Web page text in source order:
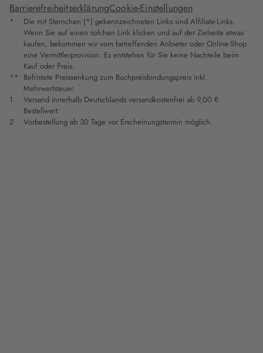
BarrierefreiheitserklärungCookie-Einstellungen
*
Die mit Sternchen (*) gekennzeichneten Links sind Affiliate-Links.
Wenn Sie auf einen solchen Link klicken und auf der Zielseite etwas
kaufen, bekommen wir vom betreffenden Anbieter oder Online-Shop
eine Vermittlerprovision. Es entstehen für Sie keine Nachteile beim
Kauf oder Preis.
** Befristete Preissenkung zum Buchpreisbindungspreis inkl.
Mehrwertsteuer.
1
Versand innerhalb Deutschlands versandkostenfrei ab 9,00 €
Bestellwert.
2
Vorbestellung ab 30 Tage vor Erscheinungstermin möglich.